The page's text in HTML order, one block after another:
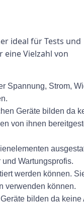
ideal für Tests und
eine Vielzahl von
Spannung, Strom,
Geräte bilden da
von ihnen
Wartungsprofis.
werden können.
verwenden können.
bilden da keine